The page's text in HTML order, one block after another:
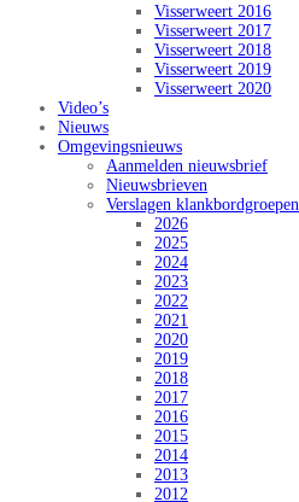
Visserweert 2016
Visserweert 2017
Visserweert 2018
Visserweert 2019
Visserweert 2020
Video’s
Nieuws
Omgevingsnieuws
Aanmelden nieuwsbrief
Nieuwsbrieven
Verslagen klankbordgroepen
2026
2025
2024
2023
2022
2021
2020
2019
2018
2017
2016
2015
2014
2013
2012